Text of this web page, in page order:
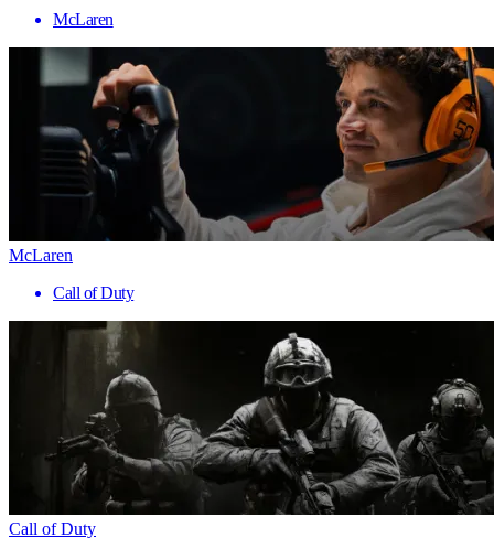
McLaren
McLaren
Call of Duty
Call of Duty